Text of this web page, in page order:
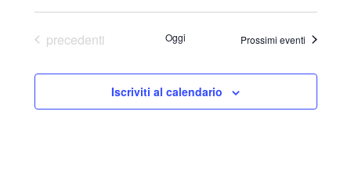
o
l
d
Eventi
precedenti Oggi Prossimi eventi
Iscriviti al calendario